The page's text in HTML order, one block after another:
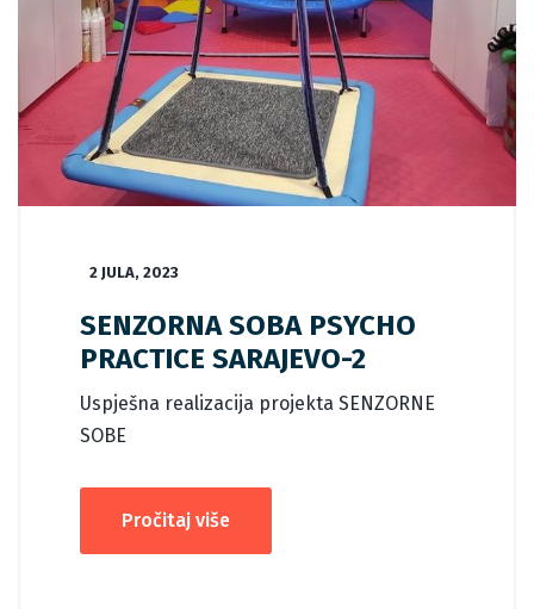
2 JULA, 2023
SENZORNA SOBA PSYCHO
PRACTICE SARAJEVO-2
Uspješna realizacija projekta SENZORNE
SOBE
Pročitaj više